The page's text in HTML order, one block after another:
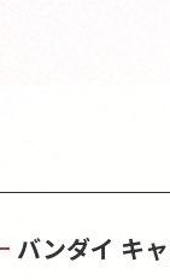
バンダイ キ